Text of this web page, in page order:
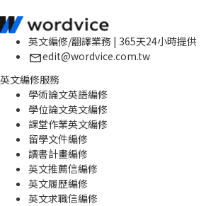
英文編修/翻譯業務 | 365天24小時提供
edit@wordvice.com.tw
英文編修服務
學術論文英語編修
學位論文英文編修
課堂作業英文編修
留學文件編修
讀書計畫編修
英文推薦信編修
英文履歷編修
英文求職信編修